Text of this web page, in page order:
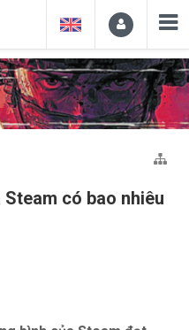
có bao nhiêu